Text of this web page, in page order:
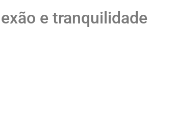
e tranquilidade